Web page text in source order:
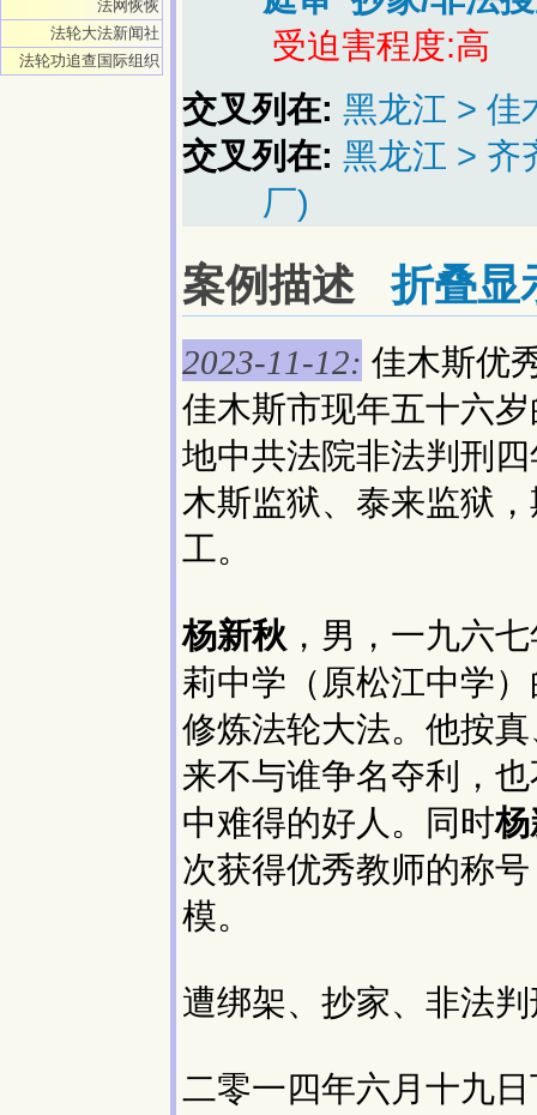
法网恢恢
法轮大法新闻社
法轮功追查国际组织
受迫害程度:高
交叉列在: 黑龙江 > 佳
交叉列在: 黑龙江 > 齐
厂)
案例描述折叠显
2023-11-12: 佳木斯优
佳木斯市现年五十六
地中共法院非法判刑
木斯监狱、泰来监狱
工。
杨新秋 ，男，一九六
莉中学（原松江中学
修炼法轮大法。他按
来不与谁争名夺利，
中难得的好人。同时
次获得优秀教师的称
模。
遭绑架、抄家、非法
二零一四年六月十九